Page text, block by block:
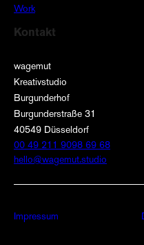
Work
Kontakt
wagemut
Kreativstudio
Burgunderhof
Burgunderstraße 31
40549 Düsseldorf
00 49 211 9098 69 68
hello@wagemut.studio
Impressum